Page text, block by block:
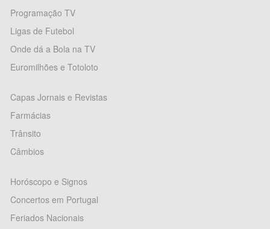
Programação TV
Ligas de Futebol
Onde dá a Bola na TV
Euromilhões e Totoloto
Capas Jornais e Revistas
Farmácias
Trânsito
Câmbios
Horóscopo e Signos
Concertos em Portugal
Feriados Nacionais